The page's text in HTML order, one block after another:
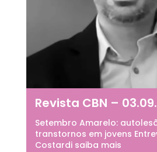
Revista CBN –
Setembro Amarelo:
transtornos em jovens
Costardi saiba mais